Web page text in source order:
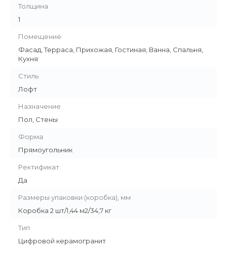
Толщина
1
Помещение
Фасад, Терраса, Прихожая, Гостиная, Ванна, Спальня,
Кухня
Стиль
Лофт
Назначение
Пол, Стены
Форма
Прямоугольник
Ректификат
Да
Размеры упаковки (коробка), мм
Коробка 2 шт/1,44 м2/34,7 кг
Тип
Цифровой керамогранит